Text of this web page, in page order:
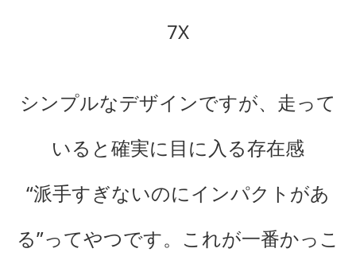
7X
シンプルなデザインですが、走って
いると確実に目に入る存在感
“派手すぎないのにインパクトがあ
る”ってやつです。これが一番かっこ